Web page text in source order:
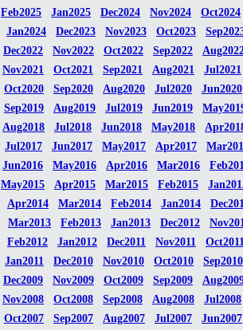
Feb2025 Jan2025 Dec2024 Nov2024
Oct2024
Jan2024 Dec2023 Nov2023 Oct2023
Dec2022 Nov2022 Oct2022 Sep2022
Nov2021 Oct2021 Sep2021 Aug2021
Jul2021
Oct2020 Sep2020 Aug2020 Jul2020
Jun2020
Sep2019 Aug2019 Jul2019 Jun2019
Aug2018 Jul2018 Jun2018 May2018
Jul2017 Jun2017 May2017 Apr2017
Jun2016 May2016 Apr2016 Mar2016
May2015 Apr2015 Mar2015 Feb2015
Apr2014 Mar2014 Feb2014 Jan2014
Mar2013 Feb2013 Jan2013 Dec2012
Feb2012 Jan2012 Dec2011 Nov2011
Jan2011 Dec2010 Nov2010 Oct2010
Sep2010
Dec2009 Nov2009 Oct2009 Sep2009
Nov2008 Oct2008 Sep2008 Aug2008
Jul2008
Oct2007 Sep2007 Aug2007 Jul2007
Jun2007